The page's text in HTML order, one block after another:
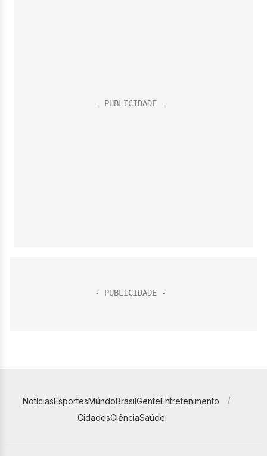
NotíciasEsportesMundoBrasilGenteEntretenimento
CidadesCiênciaSaúde